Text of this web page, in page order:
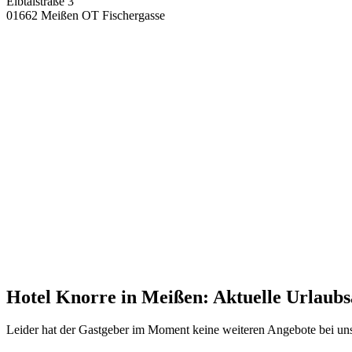
01662 Meißen OT Fischergasse
Hotel Knorre in Meißen: Aktuelle
Leider hat der Gastgeber im Moment keine weiteren Angebote bei